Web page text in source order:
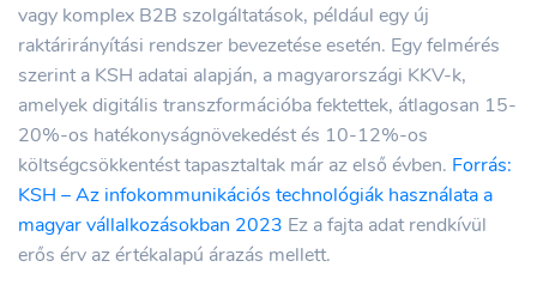
vagy komplex B2B szolgáltatások, például egy új
raktárirányítási rendszer bevezetése esetén. Egy felmérés
szerint a KSH adatai alapján, a magyarországi KKV-k,
amelyek digitális transzformációba fektettek, átlagosan 15-
20%-os hatékonyságnövekedést és 10-12%-os
költségcsökkentést tapasztaltak már az első évben. Forrás:
KSH – Az infokommunikációs technológiák használata a
magyar vállalkozásokban 2023 Ez a fajta adat rendkívül
erős érv az értékalapú árazás mellett.